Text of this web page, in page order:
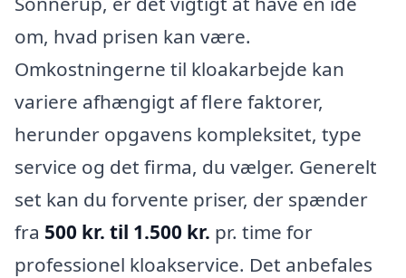
om, hvad prisen kan være.
Omkostningerne til kloakarbejde kan
variere afhængigt af flere faktorer,
herunder opgavens kompleksitet, type
service og det firma, du vælger. Generelt
set kan du forvente priser, der spænder
fra 500 kr. til 1.500 kr. pr. time for
professionel kloakservice. Det anbefales